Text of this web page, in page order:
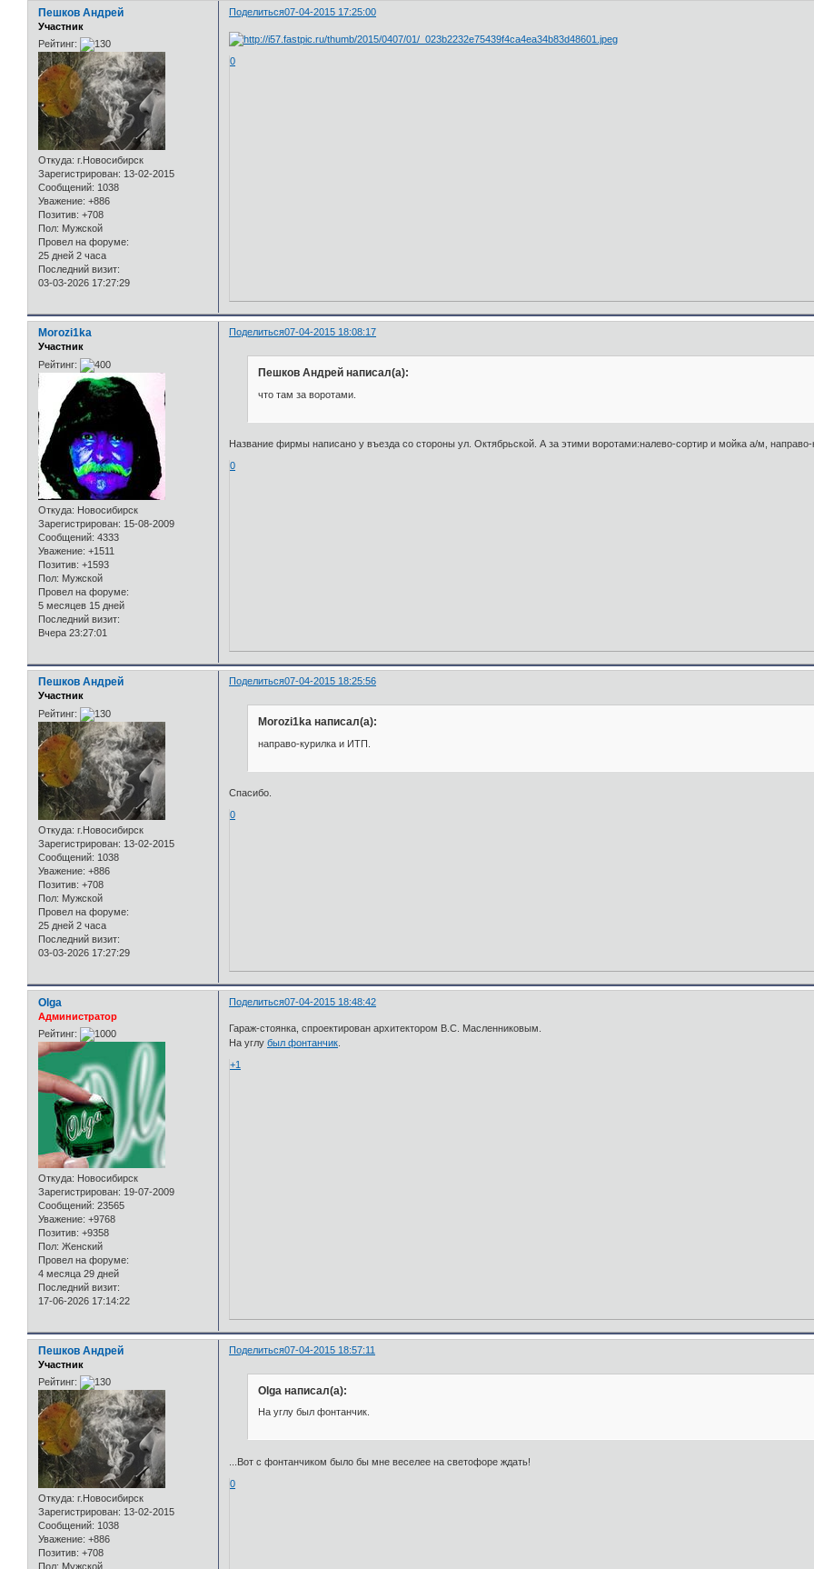
Поделиться07-04-2015 17:25:00
Пешков Андрей
Участник
Рейтинг:
Откуда: г.Новосибирск
Зарегистрирован: 13-02-2015
Сообщений: 1038
Уважение: +886
Позитив: +708
Пол: Мужской
Провел на форуме:
25 дней 2 часа
Последний визит:
03-03-2026 17:27:29
0
Поделиться07-04-2015 18:08:17
Morozi1ka
Участник
Рейтинг:
Откуда: Новосибирск
Зарегистрирован: 15-08-2009
Сообщений: 4333
Уважение: +1511
Позитив: +1593
Пол: Мужской
Провел на форуме:
5 месяцев 15 дней
Последний визит:
Вчера 23:27:01
Пешков Андрей написал(а):
что там за воротами.
Название фирмы написано у въезда со стороны ул. Октябрьской. А за этими воротами:налево-сортир и мойка а/м,
0
Поделиться07-04-2015 18:25:56
Пешков Андрей
Участник
Рейтинг:
Откуда: г.Новосибирск
Зарегистрирован: 13-02-2015
Сообщений: 1038
Уважение: +886
Позитив: +708
Пол: Мужской
Провел на форуме:
25 дней 2 часа
Последний визит:
03-03-2026 17:27:29
Morozi1ka написал(а):
направо-курилка и ИТП.
Спасибо.
0
Поделиться07-04-2015 18:48:42
Olga
Администратор
Рейтинг:
Откуда: Новосибирск
Зарегистрирован: 19-07-2009
Сообщений: 23565
Уважение: +9768
Позитив: +9358
Пол: Женский
Провел на форуме:
4 месяца 29 дней
Последний визит:
17-06-2026 17:14:22
Гараж-стоянка, спроектирован архитектором В.С. Масленниковым.
На углубыл фонтанчик
+1
Поделиться07-04-2015 18:57:11
Пешков Андрей
Участник
Рейтинг:
Откуда: г.Новосибирск
Зарегистрирован: 13-02-2015
Сообщений: 1038
Уважение: +886
Позитив: +708
Пол: Мужской
Olga написал(а):
На углу был фонтанчик.
...Вот с фонтанчиком было бы мне веселее на светофоре ждать!
0